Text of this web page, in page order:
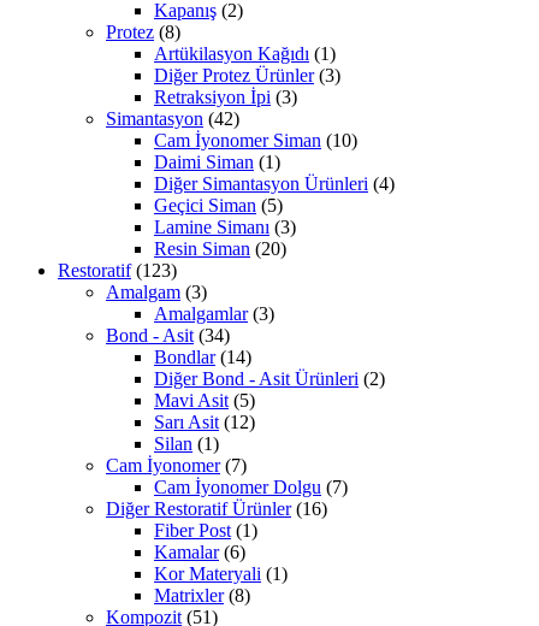
Kapanış (2)
Protez (8)
Artükilasyon Kağıdı (1)
Diğer Protez Ürünler (3)
Retraksiyon İpi (3)
Simantasyon (42)
Cam İyonomer Siman (10)
Daimi Siman (1)
Diğer Simantasyon Ürünleri (4)
Geçici Siman (5)
Lamine Simanı (3)
Resin Siman (20)
Restoratif (123)
Amalgam (3)
Amalgamlar (3)
Bond - Asit (34)
Bondlar (14)
Diğer Bond - Asit Ürünleri (2)
Mavi Asit (5)
Sarı Asit (12)
Silan (1)
Cam İyonomer (7)
Cam İyonomer Dolgu (7)
Diğer Restoratif Ürünler (16)
Fiber Post (1)
Kamalar (6)
Kor Materyali (1)
Matrixler (8)
Kompozit (51)